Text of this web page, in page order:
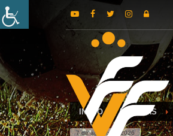
INICIO NOTICIAS
7 de agosto de 2026